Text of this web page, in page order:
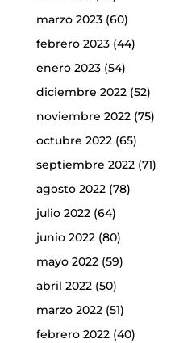
marzo 2023(60)
febrero 2023(44)
enero 2023(54)
diciembre 2022(52)
noviembre 2022(75)
octubre 2022(65)
septiembre 2022(71)
agosto 2022(78)
julio 2022(64)
junio 2022(80)
mayo 2022(59)
abril 2022(50)
marzo 2022(51)
febrero 2022(40)